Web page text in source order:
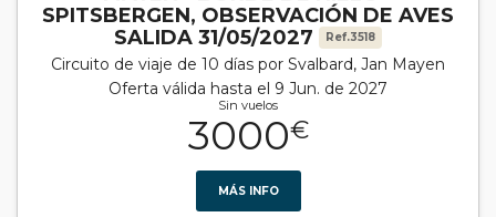
SPITSBERGEN, OBSERVACIÓN DE AVES
SALIDA 31/05/2027
Ref.3518
Circuito de viaje de 10 días por Svalbard, Jan Mayen
Oferta válida hasta el 9 Jun. de 2027
Sin vuelos
3000€
MÁS INFO